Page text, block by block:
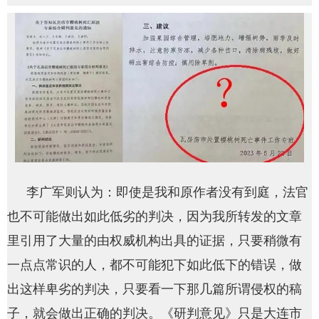
李广军则认为：即使是我和原作者没有到庭，法官
也不可能做出如此低劣的判决，因为我所转发的文章
里引用了大量的由权威机构出具的证据，只要稍微有
一点点常识的人，都不可能犯下如此低下的错误，做
出这样卑劣的判决，只要看一下那几篇所谓侵权的稿
子，就会做出正确的判决。《研判意见》只是大连市